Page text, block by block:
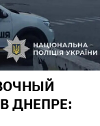
ДНЕПРЕ: